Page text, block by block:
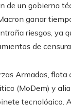
de un gobierno
ganar
riesgos, ya
de
Armadas,
(MoDem) y
tecnológico.